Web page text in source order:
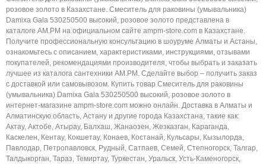
розовое золото в Казахстане. Смеситель для раковины (умывальника)
Damixa Gala 530250500 высокий, розовое золото представлена в
каталоге AM.PM на официальном сайте ampm-store.com в Казахстане.
Получите профессиональную консультацию в шоуруме Алматы и Астаны,
ознакомьтесь с описанием, характеристиками, инструкциями, отзывами
покупателей, рекомендациями производителя, чтобы выбрать и заказать
лучшее из каталога сантехники AM.PM. Сделайте выбор – получить заказ
с доставкой или самовывозом. Купить товар Смеситель для раковины
(умывальника) Damixa Gala 530250500 высокий, розовое золото в
интернет-магазине ampm-store.com можно онлайн. Доставка в Алматы и
Алматинскую область, Астану и другие города Казахстана, такие как:
Актау, Актобе, Атырау, Балхаш, Жанаозен, Жезказган, Караганда,
Каскелен, Кентау, Кокшетау, Конаев, Костанай, Кульсары, Кызылорда,
Павлодар, Петропавловск, Рудный, Сатпаев, Семей, Степногорск, Талгар,
Талдыкорган, Тараз, Темиртау, Туркестан, Уральск, Усть-Каменогорск,